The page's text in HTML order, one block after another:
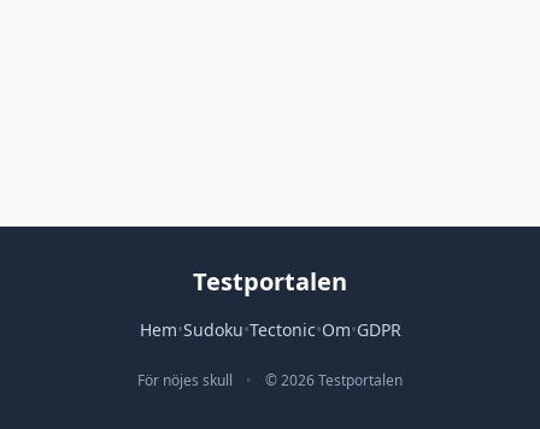
Testportalen
Hem•Sudoku•Tectonic•Om•GDPR
För nöjes skull • © 2026 Testportalen